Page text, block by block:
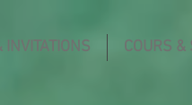
INVITATIONS COURS &